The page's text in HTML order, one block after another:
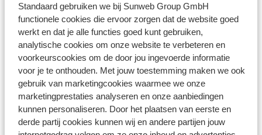
Standaard gebruiken we bij Sunweb Group GmbH
functionele cookies die ervoor zorgen dat de website goed
werkt en dat je alle functies goed kunt gebruiken,
analytische cookies om onze website te verbeteren en
voorkeurscookies om de door jou ingevoerde informatie
voor je te onthouden. Met jouw toestemming maken we ook
gebruik van marketingcookies waarmee we onze
marketingprestaties analyseren en onze aanbiedingen
kunnen personaliseren. Door het plaatsen van eerste en
derde partij cookies kunnen wij en andere partijen jouw
bankautomaat geld pint met een creditcard.
Voltage:
Het voltage is net als in Nederland 220 volt. Je hebt
geen verloopstekker nodig.
Reisdocumenten:
Voor Turkije dien je in het bezit te zijn van een paspoort
of identiteitsbewijs. Je paspoort of ID kaart moet nog
minstens 150 dagen geldig zijn als je in Turkije aankomt.